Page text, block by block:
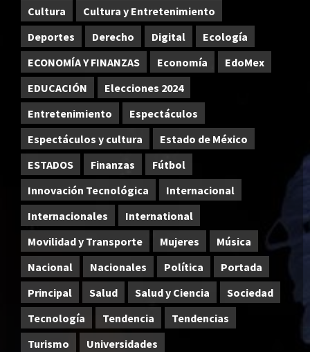
Cultura
Cultura y Entretenimiento
Deportes
Derecho Digital
Ecología
ECONOMÍA Y FINANZAS
Economía
EdoMex
EDUCACIÓN
Elecciones 2024
Entretenimiento
Espectáculos
Espectáculos y cultura
Estado de México
ESTADOS
Finanzas
Fútbol
Innovación Tecnológica
Internacional
Internacionales
International
Movilidad y Transporte
Mujeres
Música
Nacional
Nacionales Política
Portada
Principal
Salud Salud y Ciencia
Sociedad
Tecnología
Tendencia
Tendencias
Turismo
Universidades